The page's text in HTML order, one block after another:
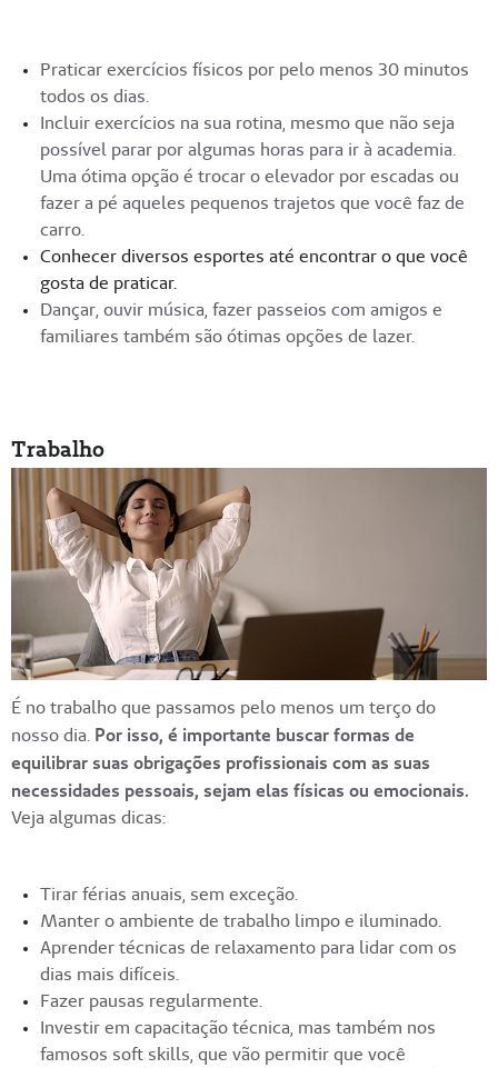
Praticar exercícios físicos por pelo menos 30 minutos
todos os dias.
Incluir exercícios na sua rotina, mesmo que não seja
possível parar por algumas horas para ir à academia.
Uma ótima opção é trocar o elevador por escadas ou
fazer a pé aqueles pequenos trajetos que você faz de
carro.
Conhecer diversos esportes até encontrar o que você
gosta de praticar.
Dançar, ouvir música, fazer passeios com amigos e
familiares também são ótimas opções de lazer.
Trabalho
É no trabalho que passamos pelo menos um terço do
nosso dia. Por isso, é importante buscar formas de
equilibrar suas obrigações profissionais com as suas
necessidades pessoais, sejam elas físicas ou emocionais.
Veja algumas dicas:
Tirar férias anuais, sem exceção.
Manter o ambiente de trabalho limpo e iluminado.
Aprender técnicas de relaxamento para lidar com os
dias mais difíceis.
Fazer pausas regularmente.
Investir em capacitação técnica, mas também nos
famosos soft skills, que vão permitir que você